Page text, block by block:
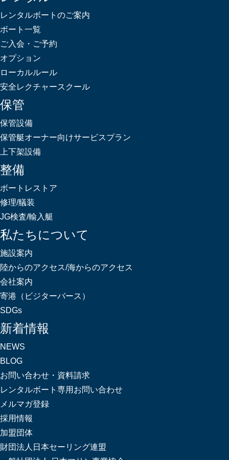
レンタルボートのご案内
ボート一覧
ご入会・ご予約
オプション
ローカルルール
安全レクチャースクール
保管
保管設備
保管艇オーナー向けサービスプラン
上下架設備
整備
ボートレストア
修理/艤装
JG検査/輸入艇
私たちについて
施設案内
陸からのアクセス/海からのアクセス
会社案内
寄港（ビジターバース）
SDGs
新着情報
NEWS
BLOG
お問い合わせ・資料請求
レンタルボート専用お問い合わせ
メルマガ登録
採用情報
加盟団体
財団法人日本セーリング連盟